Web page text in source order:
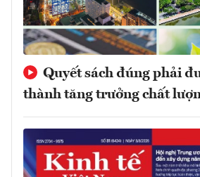
Quyết sách đúng phải
thành tăng trưởng chất